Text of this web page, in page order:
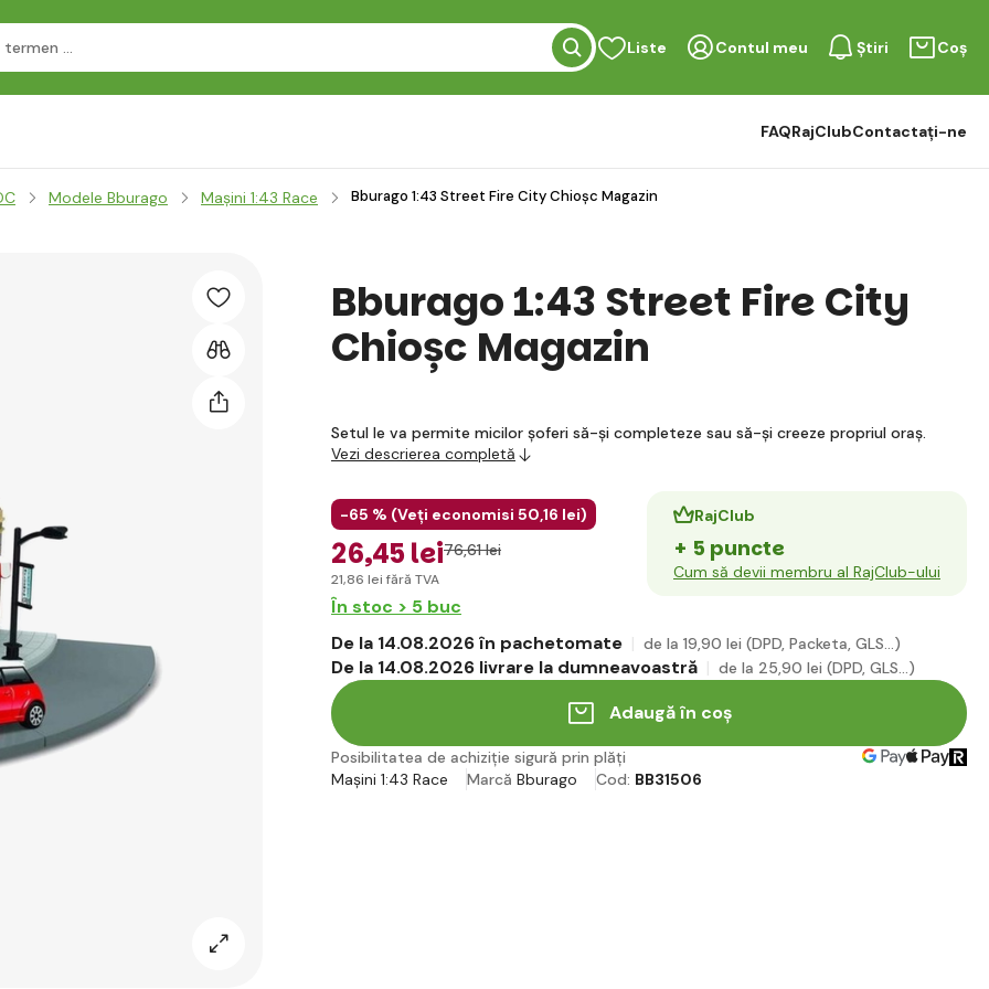
Liste Contul meu Știri Coș
FAQRajClubContactați-ne
Modele Bburago Mașini 1:43 Race Bburago 1:43 Street Fire City Chioșc Magazin
Bburago 1:43 Street Fire City
Chioșc Magazin
Setul le va permite micilor șoferi să-și completeze sau să-și creeze propriul oraș.
Vezi descrierea completă
-65 % (Veți economisi 50,16 lei)
26,45 lei76,61 lei
21,86 lei fără TVA
RajClub
+ 5 puncte
Cum să devii membru al RajClub-ului
În stoc > 5 buc
De la 14.08.2026 în pachetomate
de la 19,90 lei (DPD, Packeta, GLS...)
De la 14.08.2026 livrare la dumneavoastră de la 25,90 lei (DPD, GLS...)
Adaugă în coș
Posibilitatea de achiziție sigură prin plăți
Mașini 1:43 Race
Marcă Bburago Cod: BB31506